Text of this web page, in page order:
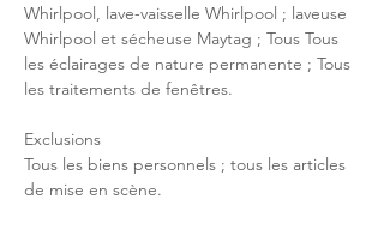
Whirlpool, lave-vaisselle Whirlpool ; laveuse
Whirlpool et sécheuse Maytag ; Tous Tous
les éclairages de nature permanente ; Tous
les traitements de fenêtres.
Exclusions
Tous les biens personnels ; tous les articles
de mise en scène.